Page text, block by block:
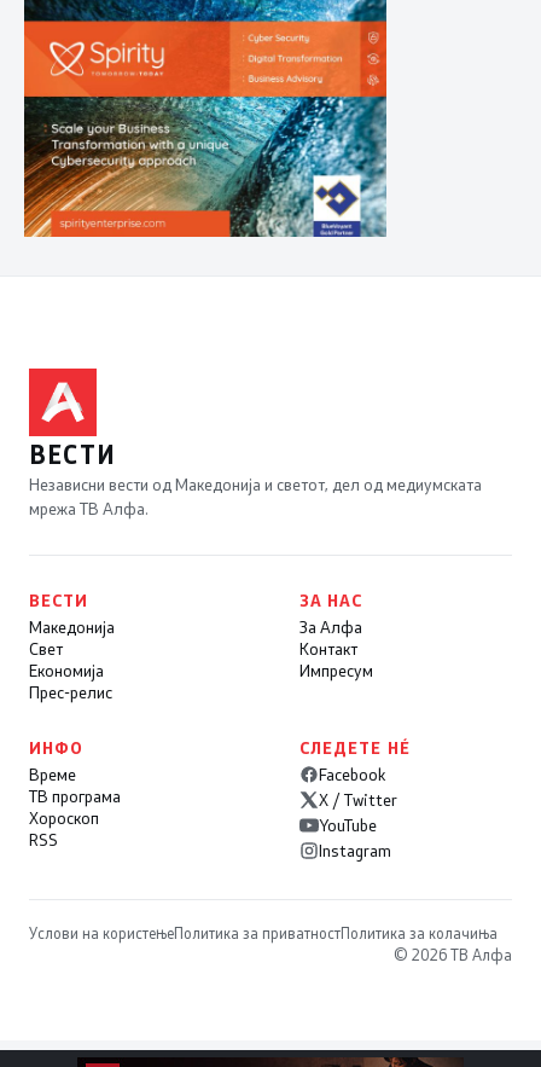
ВЕСТИ
Независни вести од Македонија и светот, дел од медиумската
мрежа ТВ Алфа.
ВЕСТИ
Македонија
Свет
Економија
Прес-релис
ЗА НАС
За Алфа
Контакт
Импресум
ИНФО
Време
ТВ програма
Хороскоп
RSS
СЛЕДЕТЕ НÉ
Facebook
X / Twitter
YouTube
Instagram
Услови на користењеПолитика за приватностПолитика за колачиња
© 2026 ТВ Алфа